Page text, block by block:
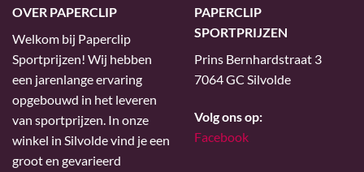
OVER PAPERCLIP
Welkom bij Paperclip
Sportprijzen! Wij hebben
een jarenlange ervaring
opgebouwd in het leveren
van sportprijzen. In onze
winkel in Silvolde vind je een
groot en gevarieerd
PAPERCLIP
SPORTPRIJZEN
Prins Bernhardstraat 3
7064 GC Silvolde
Volg ons op:
Facebook